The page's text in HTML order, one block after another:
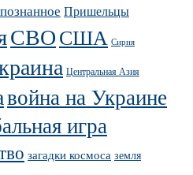
Пришельцы
СВОСША Сирия
Центральная Азия
война на Украине
игра
загадки космоса земля